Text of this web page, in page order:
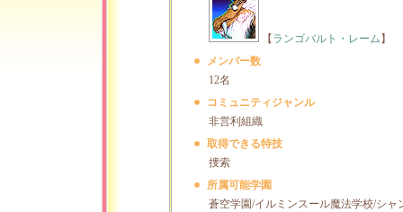
【 ランゴバルト・レーム 】
メンバー数
12名
コミュニティジャンル
非営利組織
取得できる特技
捜索
所属可能学園
蒼空学園/イルミンスール魔法学校/シャ